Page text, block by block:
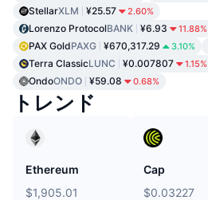
StellarXLM ¥25.57 2.60%
Lorenzo ProtocolBANK ¥6.93 11.88%
PAX GoldPAXG ¥670,317.29 3.10%
Terra ClassicLUNC ¥0.007807 1.15%
OndoONDO ¥59.08 0.68%
トレンド
Ethereum
$1,905.01
Cap
$0.03227